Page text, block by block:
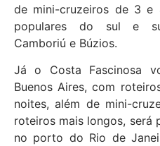
de mini-cruzeiros de 3 e
populares do sul e
Camboriú e Búzios.
Já o Costa Fascinosa
Buenos Aires, com
noites, além de mini-
roteiros mais longos, será
no porto do Rio de